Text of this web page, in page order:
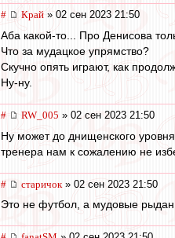
# Край » 02 сен 2023 21:50
Аба какой-то... Про Денисова
Что за мудацкое упрямство?
Скучно опять играют, как
Ну-ну.
# RW_005 » 02 сен 2023 21:50
Ну может до днищенского
тренера нам к сожалению не
# старичок » 02 сен 2023 21:50
Это не футбол, а мудовые